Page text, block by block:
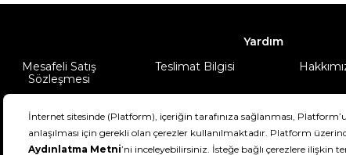
Yardım
Mesafeli Satış
Sözleşmesi
Teslimat Bilgisi